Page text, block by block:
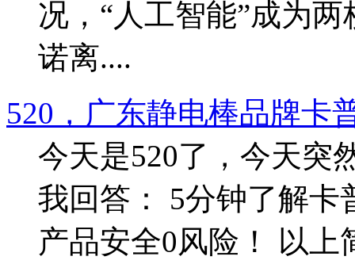
况，“人工智能”成为
诺离....
520，广东静电棒品牌卡
今天是520了，今天突
我回答： 5分钟了解卡
产品安全0风险！ 以上